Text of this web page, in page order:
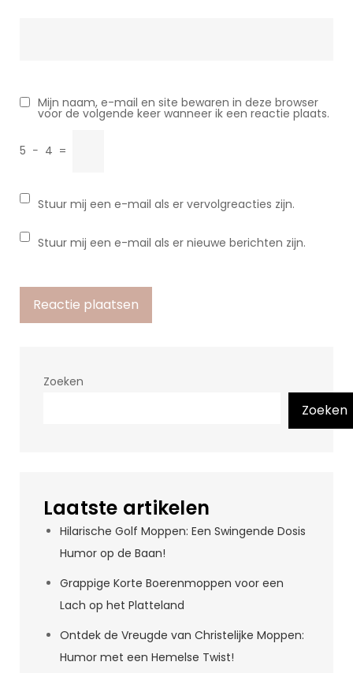
Mijn naam, e-mail en site bewaren in deze browser
voor de volgende keer wanneer ik een reactie plaats.
5 − 4 =
Stuur mij een e-mail als er vervolgreacties zijn.
Stuur mij een e-mail als er nieuwe berichten zijn.
Zoeken
Zoeken
Laatste artikelen
Hilarische Golf Moppen: Een Swingende Dosis
Humor op de Baan!
Grappige Korte Boerenmoppen voor een
Lach op het Platteland
Ontdek de Vreugde van Christelijke Moppen:
Humor met een Hemelse Twist!